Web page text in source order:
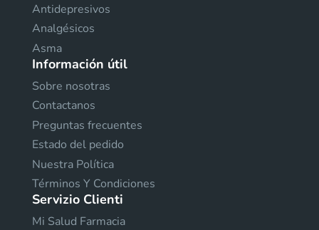
Antidepresivos
Analgésicos
Asma
Información útil
Sobre nosotras
Contactanos
Preguntas frecuentes
Estado del pedido
Nuestra Política
Términos Y Condiciones
Servizio Clienti
Mi Salud Farmacia